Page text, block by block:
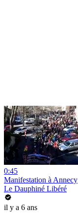
0:45
Manifestation à Annecy
Le Dauphiné Libéré
il y a 6 ans